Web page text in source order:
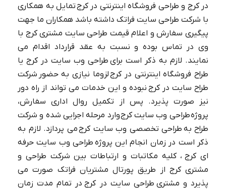
آموزش نوشتن درباره ما سایت✅【10
نمونه متن درباره شرکت】
در کرج و طراحی فروشگاه اینترنتی در کرج تمایل به همکاری
با شرکت طراحی سایت فراتک داشته باشد همکاران ما جهت
پیگیری سفارش و اعلام قیمت طراحی سایت مشتری کرج با
وی در تماس بوده و نسبت به عقد قرارداد اقدام می
نمایند. لازم به ذکر است برای طراحی وب سایت در کرج یا
طراح فروشگاه اینترنتی در کرج لزوما نیازی به حضور شرکت
طراح سایت در کرج نبوده و این خدمات می تواند از راه دور
نیز صورت پذیرد. پس از تکمیل روال اداری سفارش،
پروژه طراحی وب سایت کرج وارد مرحله اجرایی شده و شرکت
طراح به طراحی تخصصی وب سایت کرج می پردازد. لازم به
ذکر است در زمان انجام این پروژه طراحی وب سایت حرفه
ای کرج ، کلیه مکاتبات و ارتباطات بین شرکت طراحی و
مشتری کرج از طریق پورتال مشتریان فراتک صورت می
پذیرد و مشتری طراحی سایت در کرج در تمام مدت زمان